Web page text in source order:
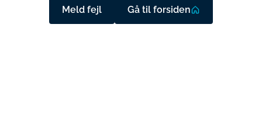
Meld fejl Gå til forsiden